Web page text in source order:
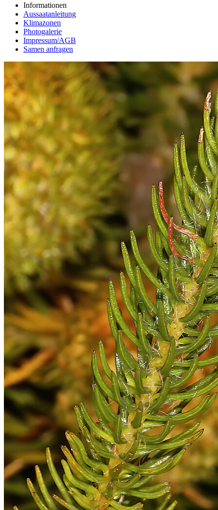
Informationen
Aussaatanleitung
Klimazonen
Photogalerie
Impressum/AGB
Samen anfragen